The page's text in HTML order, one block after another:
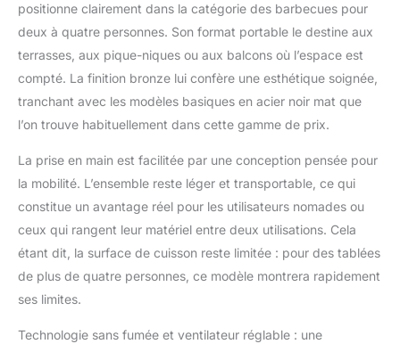
positionne clairement dans la catégorie des barbecues pour
deux à quatre personnes. Son format portable le destine aux
terrasses, aux pique-niques ou aux balcons où l’espace est
compté. La finition bronze lui confère une esthétique soignée,
tranchant avec les modèles basiques en acier noir mat que
l’on trouve habituellement dans cette gamme de prix.
La prise en main est facilitée par une conception pensée pour
la mobilité. L’ensemble reste léger et transportable, ce qui
constitue un avantage réel pour les utilisateurs nomades ou
ceux qui rangent leur matériel entre deux utilisations. Cela
étant dit, la surface de cuisson reste limitée : pour des tablées
de plus de quatre personnes, ce modèle montrera rapidement
ses limites.
Technologie sans fumée et ventilateur réglable : une